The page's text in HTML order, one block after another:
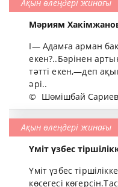
Ақын өлеңдері жинағы
Мәриям
I— Адамға арман
екен?..Бәрінен
тәтті екен,—деп
әрі..
© Шөмішбай Сариев
Ақын өлеңдері жинағы
Үміт үзбес
Үміт үзбес
көсегесі